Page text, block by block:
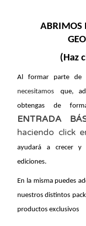
ABRIMOS
(Haz
Al formar parte de
necesitamos
que,
obtengas de
ENTRADA
haciendo click
ayudará a crecer y
ediciones.
En la misma puedes
nuestros distintos
productos exclusivos